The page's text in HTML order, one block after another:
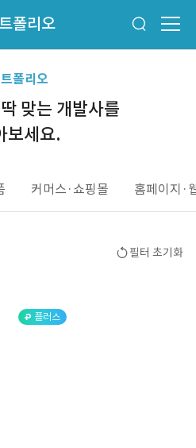
폴리오
폴리오
맞는 개발사를
보세요.
커머스·쇼핑몰 홈페이지·
필터 초기화
플러스